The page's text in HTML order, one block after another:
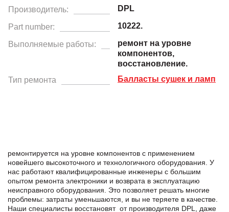
Производитель: DPL
Part number: 10222.
Выполняемые работы:
ремонт на уровне
компонентов,
восстановление.
Тип ремонта
Балласты сушек и ламп
ремонтируется на уровне компонентов с применением
новейшего высокоточного и технологичного оборудования. У
нас работают квалифицированные инженеры с большим
опытом ремонта электроники и возврата в эксплуатацию
неисправного оборудования. Это позволяет решать многие
проблемы: затраты уменьшаются, и вы не теряете в качестве.
Наши специалисты восстановят от производителя DPL, даже